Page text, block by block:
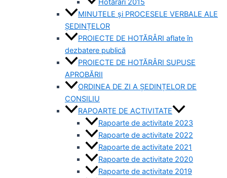
MINUTELE și PROCESELE VERBALE ALE
ȘEDINȚELOR
PROIECTE DE HOTĂRÂRI aflate în
dezbatere publică
PROIECTE DE HOTĂRÂRI SUPUSE
APROBĂRII
ORDINEA DE ZI A ȘEDINȚELOR DE
CONSILIU
RAPOARTE DE ACTIVITATE
Rapoarte de activitate 2023
Rapoarte de activitate 2022
Rapoarte de activitate 2021
Rapoarte de activitate 2020
Rapoarte de activitate 2019